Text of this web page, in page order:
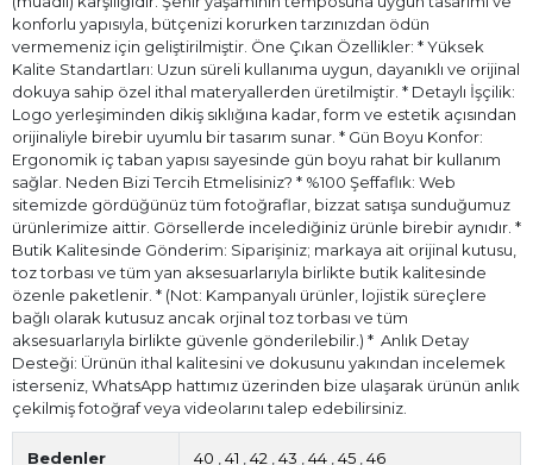
konforlu yapısıyla, bütçenizi korurken tarzınızdan ödün
vermemeniz için geliştirilmiştir. Öne Çıkan Özellikler: * Yüksek
Kalite Standartları: Uzun süreli kullanıma uygun, dayanıklı ve orijinal
dokuya sahip özel ithal materyallerden üretilmiştir. * Detaylı İşçilik:
Logo yerleşiminden dikiş sıklığına kadar, form ve estetik açısından
orijinaliyle birebir uyumlu bir tasarım sunar. * Gün Boyu Konfor:
Ergonomik iç taban yapısı sayesinde gün boyu rahat bir kullanım
sağlar. Neden Bizi Tercih Etmelisiniz? * %100 Şeffaflık: Web
sitemizde gördüğünüz tüm fotoğraflar, bizzat satışa sunduğumuz
ürünlerimize aittir. Görsellerde incelediğiniz ürünle birebir aynıdır. *
Butik Kalitesinde Gönderim: Siparişiniz; markaya ait orijinal kutusu,
toz torbası ve tüm yan aksesuarlarıyla birlikte butik kalitesinde
özenle paketlenir. * (Not: Kampanyalı ürünler, lojistik süreçlere
bağlı olarak kutusuz ancak orjinal toz torbası ve tüm
aksesuarlarıyla birlikte güvenle gönderilebilir.) * ⁠ Anlık Detay
Desteği: Ürünün ithal kalitesini ve dokusunu yakından incelemek
isterseniz, WhatsApp hattımız üzerinden bize ulaşarak ürünün anlık
çekilmiş fotoğraf veya videolarını talep edebilirsiniz.
Bedenler 40 41 42 43 44 45 46